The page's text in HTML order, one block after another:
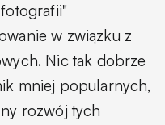
w związku z
Nic tak dobrze
mniej popularnych,
rozwój tych